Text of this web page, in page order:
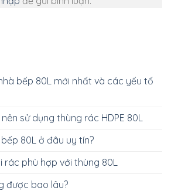
bếp 80L mới nhất và các yếu tố
sử dụng thùng rác HDPE 80L
80L ở đâu uy tín?
phù hợp với thùng 80L
được bao lâu?